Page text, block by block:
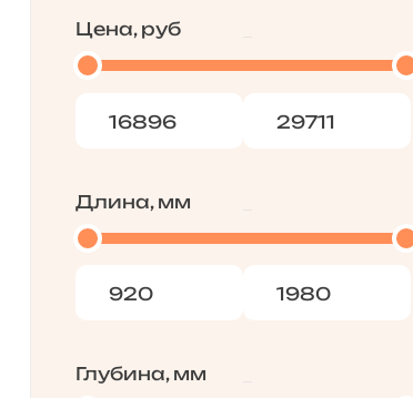
Цена, руб
Длина, мм
Глубина, мм